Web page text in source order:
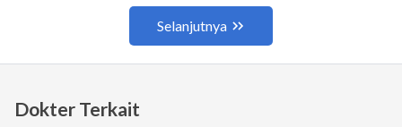
Dokter Terkait